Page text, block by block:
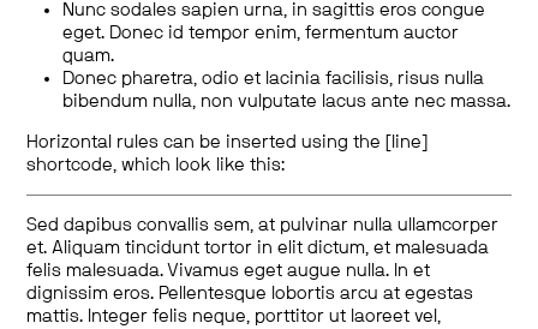
Nunc sodales sapien urna, in sagittis eros congue
eget. Donec id tempor enim, fermentum auctor
quam.
Donec pharetra, odio et lacinia facilisis, risus nulla
bibendum nulla, non vulputate lacus ante nec massa.
Horizontal rules can be inserted using the [line]
shortcode, which look like this:
Sed dapibus convallis sem, at pulvinar nulla ullamcorper
et. Aliquam tincidunt tortor in elit dictum, et malesuada
felis malesuada. Vivamus eget augue nulla. In et
dignissim eros. Pellentesque lobortis arcu at egestas
mattis. Integer felis neque, porttitor ut laoreet vel,